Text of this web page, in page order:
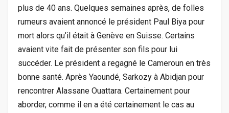
plus de 40 ans. Quelques semaines après, de folles
rumeurs avaient annoncé le président Paul Biya pour
mort alors qu’il était à Genève en Suisse. Certains
avaient vite fait de présenter son fils pour lui
succéder. Le président a regagné le Cameroun en très
bonne santé. Après Yaoundé, Sarkozy à Abidjan pour
rencontrer Alassane Ouattara. Certainement pour
aborder, comme il en a été certainement le cas au